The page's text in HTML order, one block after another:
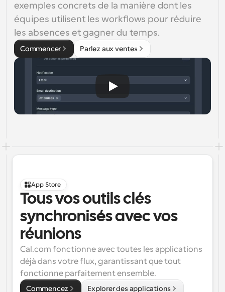
exemples concrets de la manière dont les
équipes utilisent les workflows pour réduire
les absences et gagner du temps.
Commencer Parlez aux ventes
App Store
Tous vos outils clés
synchronisés avec vos
réunions
Cal.com fonctionne avec toutes les applications
déjà dans votre flux, garantissant que tout
fonctionne parfaitement ensemble.
Commencez Explorer des applications